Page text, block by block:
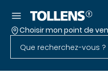
Passer la liste des
Choisir mon point de
Rechercher dans le site
Accéder au menu